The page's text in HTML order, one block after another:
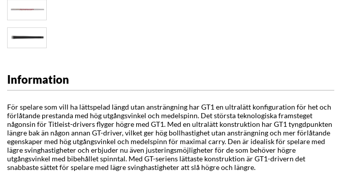
Information
För spelare som vill ha lättspelad längd utan ansträngning har GT1 en ultralätt konfiguration för het och
förlåtande prestanda med hög utgångsvinkel och medelspinn. Det största teknologiska framsteget
någonsin för Titleist-drivers flyger högre med GT1. Med en ultralätt konstruktion har GT1 tyngdpunkten
längre bak än någon annan GT-driver, vilket ger hög bollhastighet utan ansträngning och mer förlåtande
egenskaper med hög utgångsvinkel och medelspinn för maximal carry. Den är idealisk för spelare med
lägre svinghastigheter och erbjuder nu även justeringsmöjligheter för de som behöver högre
utgångsvinkel med bibehållet spinntal. Med GT-seriens lättaste konstruktion är GT1-drivern det
snabbaste sättet för spelare med lägre svinghastigheter att slå högre och längre.